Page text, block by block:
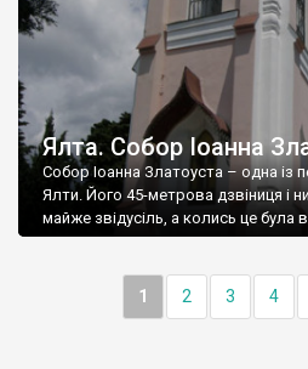
Ялта. Собор Іоанна
Собор Іоанна Златоуста – одна із
Ялти. Його 45-метрова дзвіниця і
майже звідусіль, а колись це була
1 2 3 4